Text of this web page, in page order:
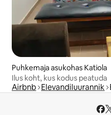
Puhkemaja asukohas Katiola
Ilus koht, kus kodus peatuda
Airbnb Elevandiluurannik